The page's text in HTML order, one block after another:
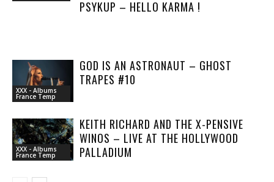
PSYKUP – HELLO KARMA !
XXX - Albums
France Temp
GOD IS AN ASTRONAUT – GHOST
TRAPES #10
XXX - Albums
France Temp
KEITH RICHARD AND THE X-PENSIVE
WINOS – LIVE AT THE HOLLYWOOD
PALLADIUM